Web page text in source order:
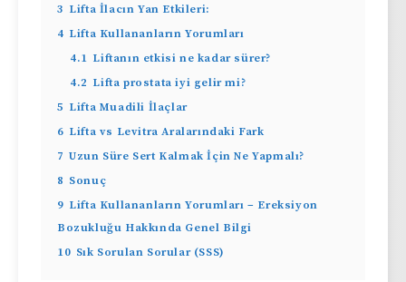
3 Lifta İlacın Yan Etkileri:
4 Lifta Kullananların Yorumları
4.1 Liftanın etkisi ne kadar sürer?
4.2 Lifta prostata iyi gelir mi?
5 Lifta Muadili İlaçlar
6 Lifta vs Levitra Aralarındaki Fark
7 Uzun Süre Sert Kalmak İçin Ne Yapmalı?
8 Sonuç
9 Lifta Kullananların Yorumları – Ereksiyon
Bozukluğu Hakkında Genel Bilgi
10 Sık Sorulan Sorular (SSS)